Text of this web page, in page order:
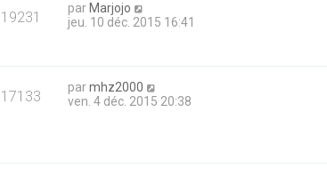
19231 par Marjojo
jeu. 10 déc. 2015 16:41
17133 parmhz2000
ven. 4 déc. 2015 20:38